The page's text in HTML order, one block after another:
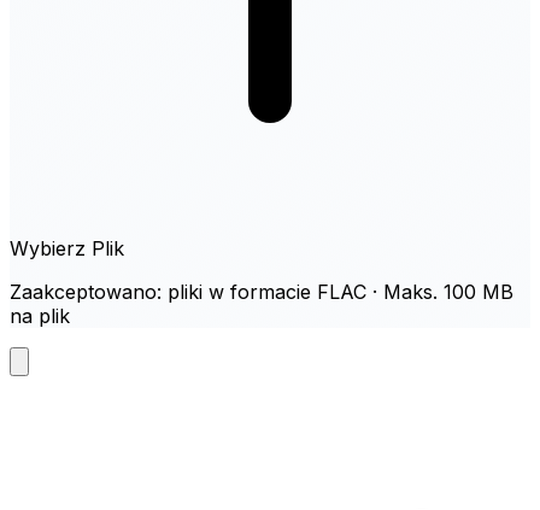
Wybierz Plik
Zaakceptowano: pliki w formacie FLAC · Maks. 100 MB
na plik